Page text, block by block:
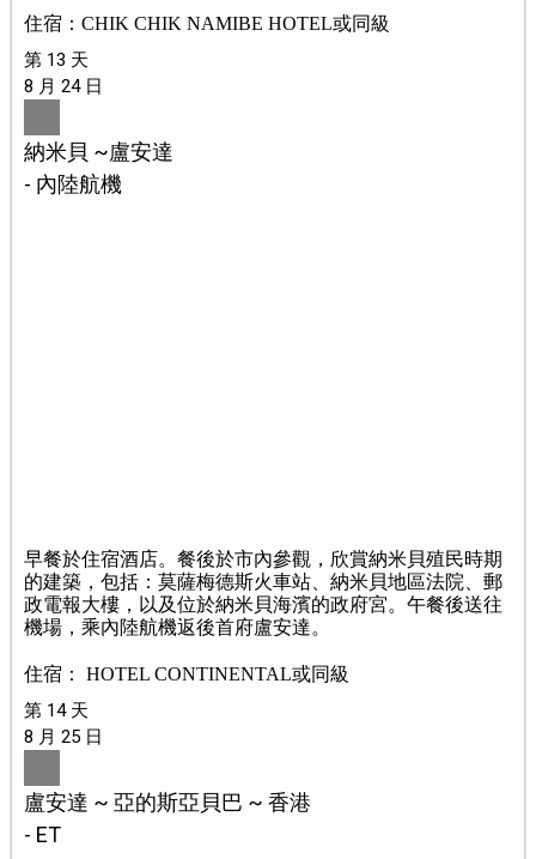
住宿：CHIK CHIK NAMIBE HOTEL或同級
第 13 天
8 月 24 日
納米貝 ~盧安達
- 內陸航機
早餐於住宿酒店。餐後於市內參觀，欣賞納米貝殖民時期
的建築，包括：莫薩梅德斯火車站、納米貝地區法院、郵
政電報大樓，以及位於納米貝海濱的政府宮。午餐後送往
機場，乘內陸航機返後首府盧安達。
住宿： HOTEL CONTINENTAL或同級
第 14 天
8 月 25 日
盧安達 ~ 亞的斯亞貝巴 ~ 香港
- ET